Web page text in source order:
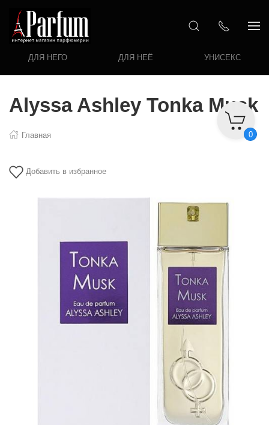
ДЛЯ НЕГО ДЛЯ НЕЁ УНИСЕКС
0
Alyssa Ashley Tonka Musk
Главная
Добавить в избранное